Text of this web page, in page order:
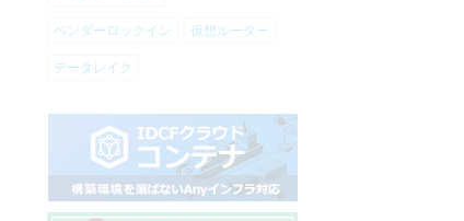
ベンダーロックイン 仮想ルーター
データレイク